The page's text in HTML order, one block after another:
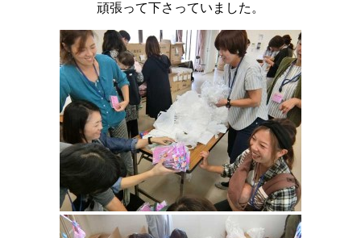
頑張って下さっていました。